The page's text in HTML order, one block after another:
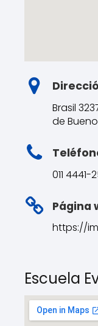
Brasil
de
011 4441-
Página
https://
Escuela